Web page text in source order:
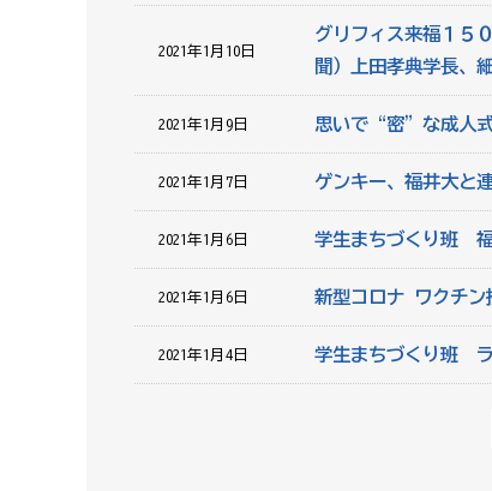
2021年1月10日
グリフィス来福１５
聞）上田孝典学長、
2021年1月9日 思いで“密”な成人式
2021年1月7日 ゲンキー、福井大と
2021年1月6日 学生まちづくり班
2021年1月6日 新型コロナ ワクチン
2021年1月4日 学生まちづくり班